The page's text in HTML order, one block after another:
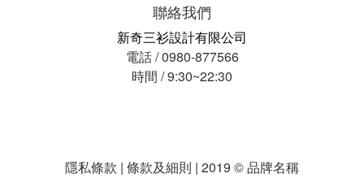
聯絡我們
新奇三衫設計有限公司
電話 / 0980-877566
時間 / 9:30~22:30
隱私條款 | 條款及細則 | 2019 © 品牌名稱